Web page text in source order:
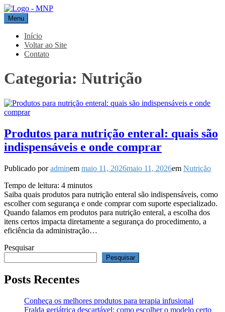
Pular
para
o
conteúdo
MNP
Blog
Menu
Início
Voltar ao Site
Contato
Categoria: Nutrição
Produtos para nutrição enteral: quais são
indispensáveis e onde comprar
Publicado poradminem maio 11, 2026maio 11, 2026em Nutrição
Tempo de leitura: 4 minutos
Saiba quais produtos para nutrição enteral são indispensáveis, como
escolher com segurança e onde comprar com suporte especializado.
Quando falamos em produtos para nutrição enteral, a escolha dos
itens certos impacta diretamente a segurança do procedimento, a
eficiência da administração…
Pesquisar
Pesquisar
Posts Recentes
Conheça os melhores produtos para terapia infusional
Fralda geriátrica descartável: como escolher o modelo certo